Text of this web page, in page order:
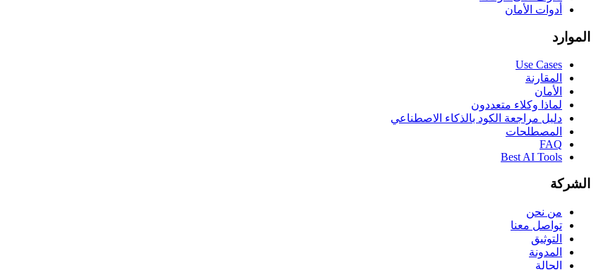
أدوات الأمان
الموارد
Use Cases
المقارنة
الأمان
لماذا وكلاء متعددون
دليل مراجعة الكود بالذكاء الاصطناعي
المصطلحات
FAQ
Best AI Tools
الشركة
من نحن
تواصل معنا
التوثيق
المدونة
الحالة